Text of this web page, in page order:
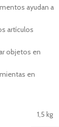
ayudan a
artículos
objetos en
en
1,5 kg